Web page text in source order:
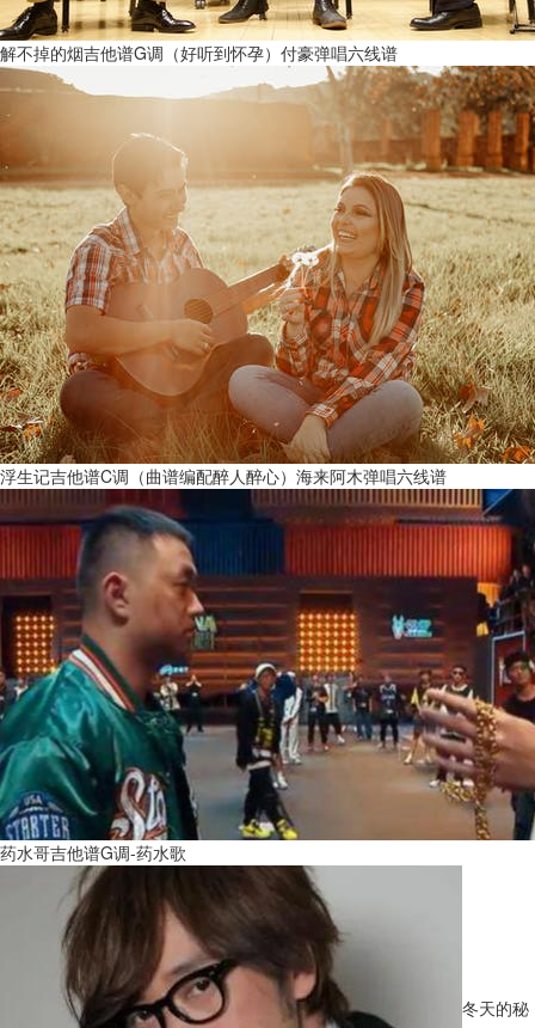
解不掉的烟吉他谱G调（好听到怀孕）付豪弹唱六线谱
浮生记吉他谱C调（曲谱编配醉人醉心）海来阿木弹唱六线谱
药水哥吉他谱G调-药水歌
冬天的秘